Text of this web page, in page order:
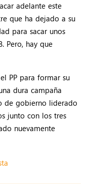
adelante este
que ha dejado a su
para sacar unos
Pero, hay que
PP para formar su
dura campaña
de gobierno liderado
junto con los tres
nuevamente